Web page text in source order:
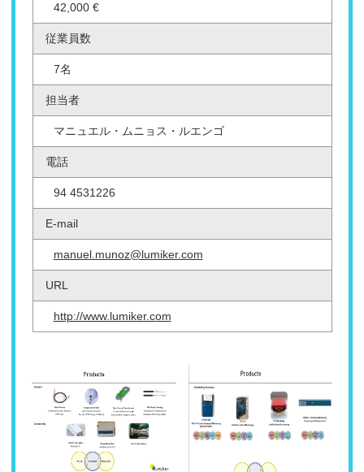
42,000 €
従業員数
7名
担当者
マニュエル・ムニョス・ルエンゴ
電話
94 4531226
E-mail
manuel.munoz@lumiker.com
URL
http://www.lumiker.com